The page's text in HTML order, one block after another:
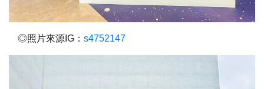
◎照片來源IG： s4752147